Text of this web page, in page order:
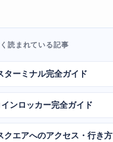
読まれている記事
ターミナル完全ガイド
インロッカー完全ガイド
クエアへのアクセス・行き方